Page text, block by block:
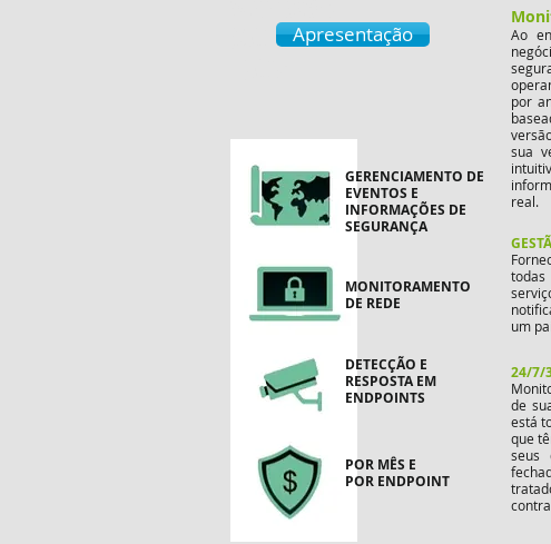
SOC In A
Ao
por
sua
real.
todas
um
GERENCIAMENTO DE
EVENTOS E
INFORMAÇÕES DE
SEGURANÇA
MONITORAMENTO
DE REDE
DETECÇÃO E
RESPOSTA EM
ENDPOINTS
POR MÊS E
POR ENDPOINT
24/7/
de
está
que
seus
Apresentação